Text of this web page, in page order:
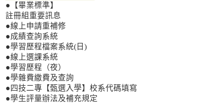
●【畢業標準】
註冊組重要訊息
●線上申請重補修
●成績查詢系統
●學習歷程檔案系統(日)
●線上選課系統
●學習歷程（夜）
●學雜費繳費及查詢
●四技二專【甄選入學】校系代碼填寫
●學生評量辦法及補充規定